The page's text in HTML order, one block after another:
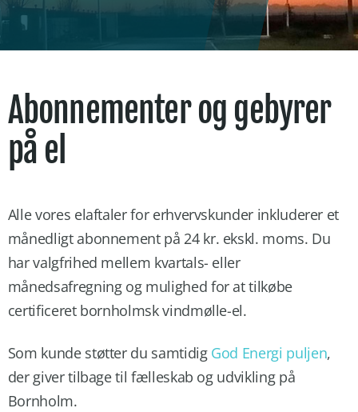
Abonnementer og gebyrer
på el
Alle vores elaftaler for erhvervskunder inkluderer et
månedligt abonnement på 24 kr. ekskl. moms. Du
har valgfrihed mellem kvartals- eller
månedsafregning og mulighed for at tilkøbe
certificeret bornholmsk vindmølle-el.
Som kunde støtter du samtidig God Energi puljen,
der giver tilbage til fælleskab og udvikling på
Bornholm.